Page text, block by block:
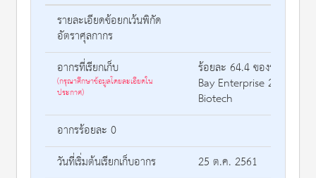
รายละเอียดข้อยกเว้นพิกัด
อัตราศุลกากร
อากรที่เรียกเก็บ
(กรุณาศึกษาข้อมูลโดยละเอียดใน
ประกาศ)
ร้อยละ 64.4 ของราคา
Bay Enterprise 2. Siam
Biotech
อากรร้อยละ 0
วันที่เริ่มต้นเรียกเก็บอากร
25 ต.ค. 2561